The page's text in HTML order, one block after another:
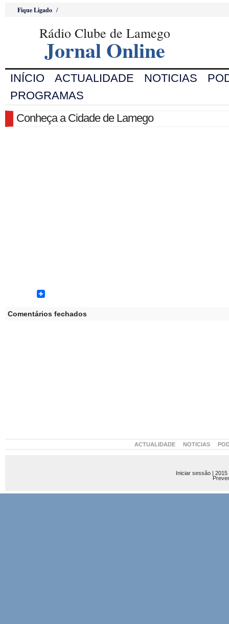
Fique Ligado /
Rádio Clube de Lamego
Jornal Online
INÍCIO ACTUALIDADE NOTICIAS
PROGRAMAS
Conheça a Cidade de Lamego
Comentários fechados
ACTUALIDADE NOTICIAS
Iniciar sessão |